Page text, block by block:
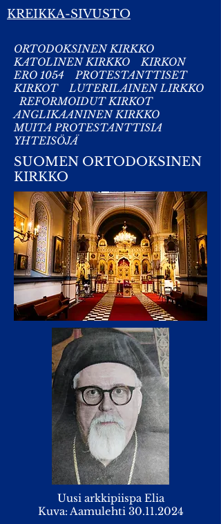
KREIKKA-SIVUSTO
ORTODOKSINEN KIRKKO
KATOLINEN KIRKKO
KIRKON
ERO 1054
PROTESTANTTISET
KIRKOT
LUTERILAINEN LIRKKO
REFORMOIDUT KIRKOT
ANGLIKAANINEN KIRKKO
MUITA PROTESTANTTISIA
YHTEISÖJÄ
SUOMEN ORTODOKSINEN
KIRKKO
Uusi arkkipiispa Elia
Kuva: Aamulehti 30.11.2024